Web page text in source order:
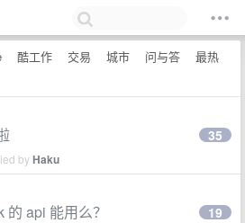
酷工作 交易 城市 问与答
最热
byHaku
35
api 能用么？ 19